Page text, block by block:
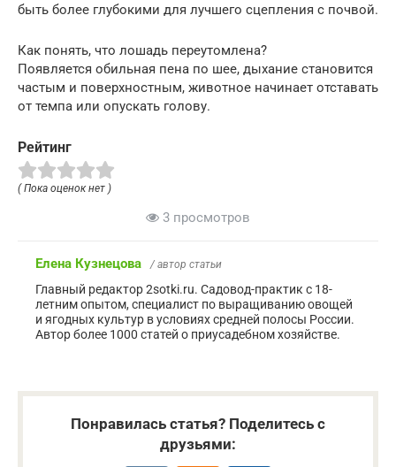
быть более глубокими для лучшего сцепления с почвой.
Как понять, что лошадь переутомлена?
Появляется обильная пена по шее, дыхание становится
частым и поверхностным, животное начинает отставать
от темпа или опускать голову.
Рейтинг
( Пока оценок нет )
3 просмотров
Елена Кузнецова / автор статьи
Главный редактор 2sotki.ru. Садовод-практик с 18-
летним опытом, специалист по выращиванию овощей
и ягодных культур в условиях средней полосы России.
Автор более 1000 статей о приусадебном хозяйстве.
Понравилась статья? Поделитесь с
друзьями: